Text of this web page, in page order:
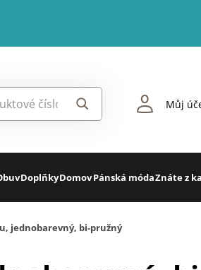
Můj
DoplňkyDomovPánská módaZnáte z
jednobarevný, bi-pružný